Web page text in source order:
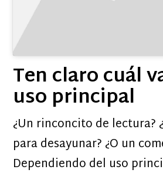
Ten claro cuál
uso principal
¿Un rinconcito de lectura?
para desayunar? ¿O un
Dependiendo del uso